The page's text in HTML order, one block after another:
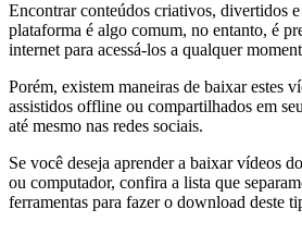
Encontrar conteúdos criativos, divertidos
plataforma é algo comum, no entanto, é
internet para acessá-los a qualquer
Porém, existem maneiras de baixar estes
assistidos offline ou compartilhados em
até mesmo nas redes sociais.
Se você deseja aprender a baixar vídeos
ou computador, confira a lista que
ferramentas para fazer o download deste